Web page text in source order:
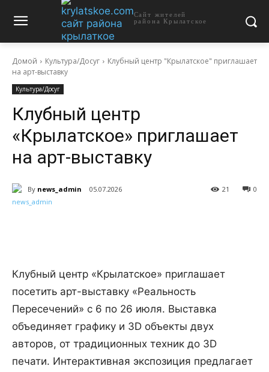
Сайт жителей
района Крылатское
Домой Культура/Досуг
Клубный центр "Крылатское" приглашает
на арт-выставку
Культура/Досуг
Клубный центр
«Крылатское» приглашает
на арт-выставку
By news_admin 05.07.2026 0
21
Клубный центр «Крылатское» приглашает
посетить арт-выставку «Реальность
Пересечений» с 6 по 26 июля. Выставка
объединяет графику и 3D объекты двух
авторов, от традиционных техник до 3D
печати. Интерактивная экспозиция предлагает